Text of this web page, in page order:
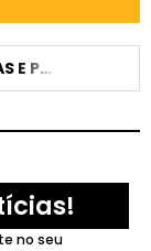
GREYCE ELIAS E PEDRO LUCAS TÊM CANDIDATURAS REGISTRADAS E NOMES JÁ APARECEM NO DIVULGACAND
no seu